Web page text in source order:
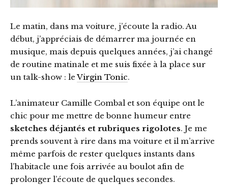
Le matin, dans ma voiture, j’écoute la radio. Au
début, j’appréciais de démarrer ma journée en
musique, mais depuis quelques années, j’ai changé
de routine matinale et me suis fixée à la place sur
un talk-show : leVirgin Tonic.
L’animateur Camille Combal et son équipe ont le
chic pour me mettre de bonne humeur entre
sketches déjantés et rubriques rigolotes. Je me
prends souvent à rire dans ma voiture et il m’arrive
même parfois de rester quelques instants dans
l’habitacle une fois arrivée au boulot afin de
prolonger l’écoute de quelques secondes.